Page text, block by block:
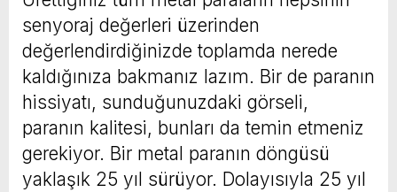
senyoraj değerleri üzerinden
değerlendirdiğinizde toplamda nerede
kaldığınıza bakmanız lazım. Bir de paranın
hissiyatı, sunduğunuzdaki görseli,
paranın kalitesi, bunları da temin etmeniz
gerekiyor. Bir metal paranın döngüsü
yaklaşık 25 yıl sürüyor. Dolayısıyla 25 yıl